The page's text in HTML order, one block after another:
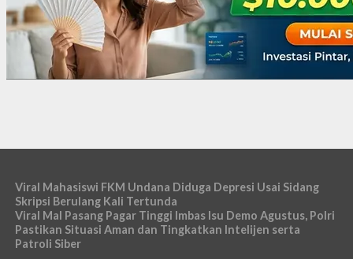
Viral Mahasiswi FKM Undana Diduga Depresi Usai Sidang
Skripsi Berulang Kali Tertunda
Viral Mal Pasang Pagar Tinggi Imbas Isu Demo Agustus, Polri
Pastikan Situasi Aman dan Tingkatkan Intelijen serta
Patroli Siber